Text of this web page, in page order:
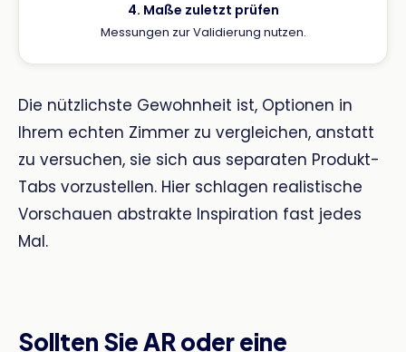
4. Maße zuletzt prüfen
Messungen zur Validierung nutzen.
Die nützlichste Gewohnheit ist, Optionen in
Ihrem echten Zimmer zu vergleichen, anstatt
zu versuchen, sie sich aus separaten Produkt-
Tabs vorzustellen. Hier schlagen realistische
Vorschauen abstrakte Inspiration fast jedes
Mal.
Sollten Sie AR oder eine